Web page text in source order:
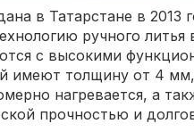
в Татарстане в 2013
ручного литья
с высокими
имеют толщину от 4
нагревается, а
прочностью и